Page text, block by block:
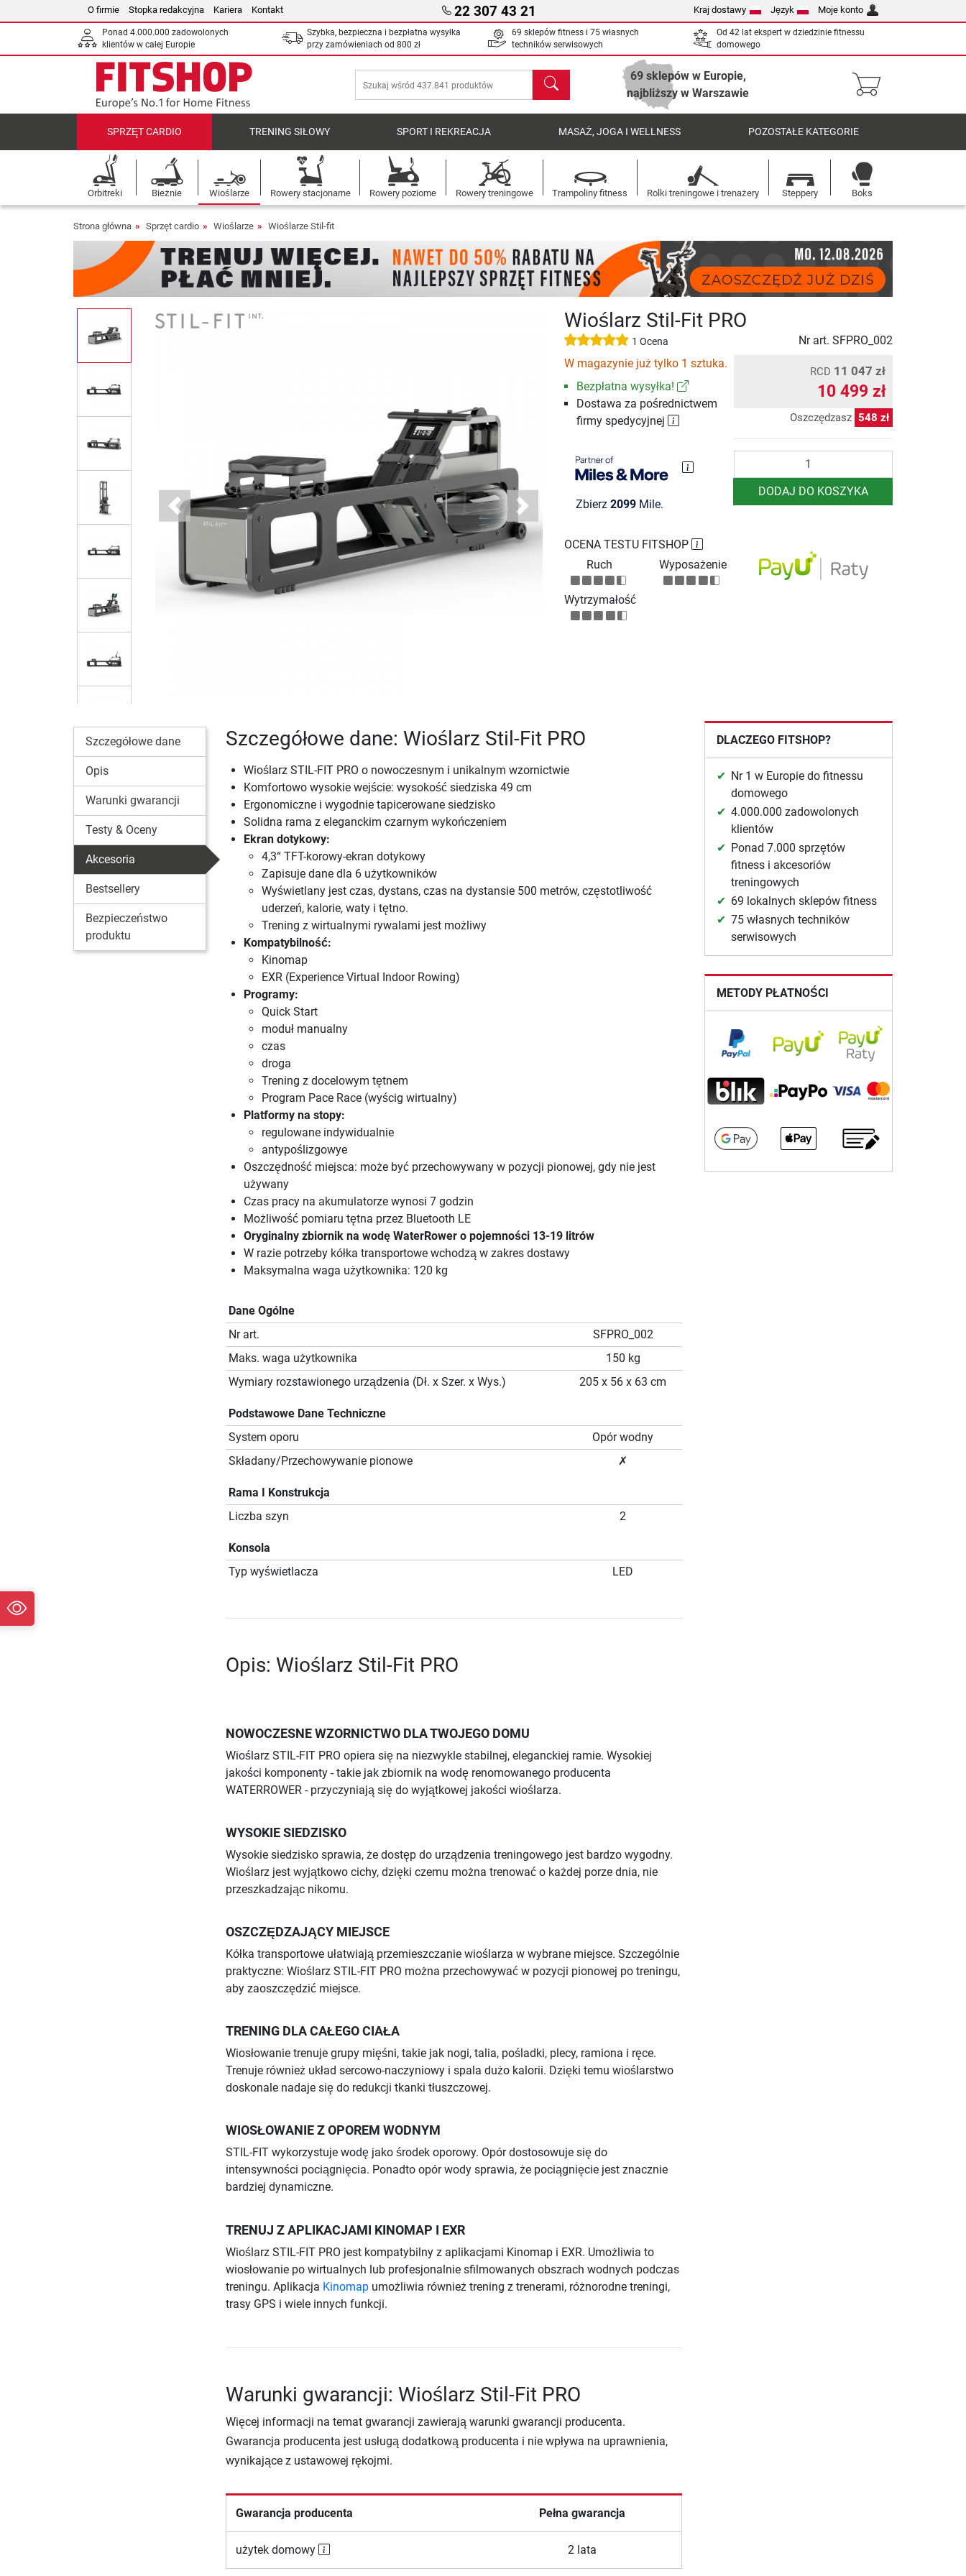
O firmie Stopka redakcyjna Kariera Kontakt 22 307 43 21 Kraj dostawy Język Moje konto
Ponad 4.000.000 zadowolonych
klientów w całej Europie
Szybka, bezpieczna i bezpłatna wysyłka
przy zamówieniach od 800 zł
69 sklepów fitness i 75 własnych
techników serwisowych
Od 42 lat ekspert w dziedzinie fitnessu
domowego
Szukaj
69 sklepów w Europie,
najbliższy w Warszawie
SPRZĘT CARDIO TRENING SIŁOWY SPORT I REKREACJA MASAŻ, JOGA I WELLNESS POZOSTAŁE KATEGORIE
Orbitreki Bieżnie Wioślarze Rowery stacjonarne Rowery poziome Rowery treningowe Trampoliny fitness Rolki treningowe i trenażery Steppery Boks
Strona główna Sprzęt cardio Wioślarze Wioślarze Stil-fit
Previous Next
Wioślarz Stil-Fit PRO
1 Ocena Nr art. SFPRO_002
W magazynie już tylko 1 sztuka.
Bezpłatna wysyłka!
Dostawa za pośrednictwem
firmy spedycyjnej
Zbierz 2099Mile.
RCD 11 047 zł
10 499 zł
Oszczędzasz 548 zł
DODAJ DO KOSZYKA
OCENA TESTU FITSHOP
Ruch
Wyposażenie
Wytrzymałość
Szczegółowe dane
Opis
Warunki gwarancji
Testy & Oceny
Akcesoria
Bestsellery
Bezpieczeństwo
produktu
Szczegółowe dane: Wioślarz Stil-Fit PRO
Wioślarz STIL-FIT PRO o nowoczesnym i unikalnym wzornictwie
Komfortowo wysokie wejście: wysokość siedziska 49 cm
Ergonomiczne i wygodnie tapicerowane siedzisko
Solidna rama z eleganckim czarnym wykończeniem
Ekran dotykowy:
4,3“ TFT-korowy-ekran dotykowy
Zapisuje dane dla 6 użytkowników
Wyświetlany jest czas, dystans, czas na dystansie 500 metrów, częstotliwość
uderzeń, kalorie, waty i tętno.
Trening z wirtualnymi rywalami jest możliwy
Kompatybilność:
Kinomap
EXR (Experience Virtual Indoor Rowing)
Programy:
Quick Start
moduł manualny
czas
droga
Trening z docelowym tętnem
Program Pace Race (wyścig wirtualny)
Platformy na stopy:
regulowane indywidualnie
antypoślizgowye
Oszczędność miejsca: może być przechowywany w pozycji pionowej, gdy nie jest
używany
Czas pracy na akumulatorze wynosi 7 godzin
Możliwość pomiaru tętna przez Bluetooth LE
Oryginalny zbiornik na wodę WaterRower o pojemności 13-19 litrów
W razie potrzeby kółka transportowe wchodzą w zakres dostawy
Maksymalna waga użytkownika: 120 kg
Dane Ogólne
Nr art.
SFPRO_002
Maks. waga użytkownika
150 kg
Wymiary rozstawionego urządzenia (Dł. x Szer. x Wys.)
205 x 56 x 63 cm
Podstawowe Dane Techniczne
System oporu
Opór wodny
Składany/Przechowywanie pionowe
✗
Rama I Konstrukcja
Liczba szyn
2
Konsola
Typ wyświetlacza
LED
Opis: Wioślarz Stil-Fit PRO
NOWOCZESNE WZORNICTWO DLA TWOJEGO DOMU
Wioślarz STIL-FIT PRO opiera się na niezwykle stabilnej, eleganckiej ramie. Wysokiej
jakości komponenty - takie jak zbiornik na wodę renomowanego producenta
WATERROWER - przyczyniają się do wyjątkowej jakości wioślarza.
WYSOKIE SIEDZISKO
Wysokie siedzisko sprawia, że dostęp do urządzenia treningowego jest bardzo wygodny.
Wioślarz jest wyjątkowo cichy, dzięki czemu można trenować o każdej porze dnia, nie
przeszkadzając nikomu.
OSZCZĘDZAJĄCY MIEJSCE
Kółka transportowe ułatwiają przemieszczanie wioślarza w wybrane miejsce. Szczególnie
praktyczne: Wioślarz STIL-FIT PRO można przechowywać w pozycji pionowej po treningu,
aby zaoszczędzić miejsce.
TRENING DLA CAŁEGO CIAŁA
Wiosłowanie trenuje grupy mięśni, takie jak nogi, talia, pośladki, plecy, ramiona i ręce.
Trenuje również układ sercowo-naczyniowy i spala dużo kalorii. Dzięki temu wioślarstwo
doskonale nadaje się do redukcji tkanki tłuszczowej.
WIOSŁOWANIE Z OPOREM WODNYM
STIL-FIT wykorzystuje wodę jako środek oporowy. Opór dostosowuje się do
intensywności pociągnięcia. Ponadto opór wody sprawia, że pociągnięcie jest znacznie
bardziej dynamiczne.
TRENUJ Z APLIKACJAMI KINOMAP I EXR
Wioślarz STIL-FIT PRO jest kompatybilny z aplikacjami Kinomap i EXR. Umożliwia to
wiosłowanie po wirtualnych lub profesjonalnie sfilmowanych obszrach wodnych podczas
treningu. Aplikacja Kinomapumożliwia również trening z trenerami, różnorodne treningi,
trasy GPS i wiele innych funkcji.
Warunki gwarancji: Wioślarz Stil-Fit PRO
Więcej informacji na temat gwarancji zawierają warunki gwarancji producenta.
Gwarancja producenta jest usługą dodatkową producenta i nie wpływa na uprawnienia,
wynikające z ustawowej rękojmi.
Gwarancja producenta Pełna gwarancja
użytek domowy 2 lata
DLACZEGO FITSHOP?
Nr 1 w Europie do fitnessu
domowego
4.000.000 zadowolonych
klientów
Ponad 7.000 sprzętów
fitness i akcesoriów
treningowych
69 lokalnych sklepów fitness
75 własnych techników
serwisowych
METODY PŁATNOŚCI